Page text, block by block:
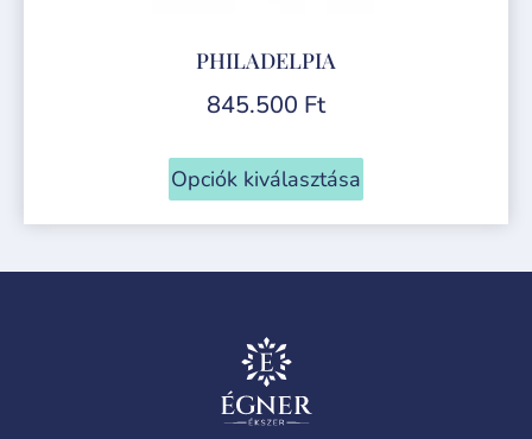
PHILADELPIA
845.500 Ft
Opciók kiválasztása